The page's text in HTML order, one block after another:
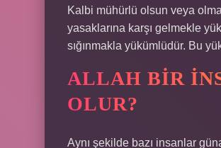
Kalbi mühürlü olsun veya
yasaklarına karşı gelmekle
sığınmakla yükümlüdür. Bu
ALLAH BIR
OLUR?
Aynı şekilde bazı insanlar